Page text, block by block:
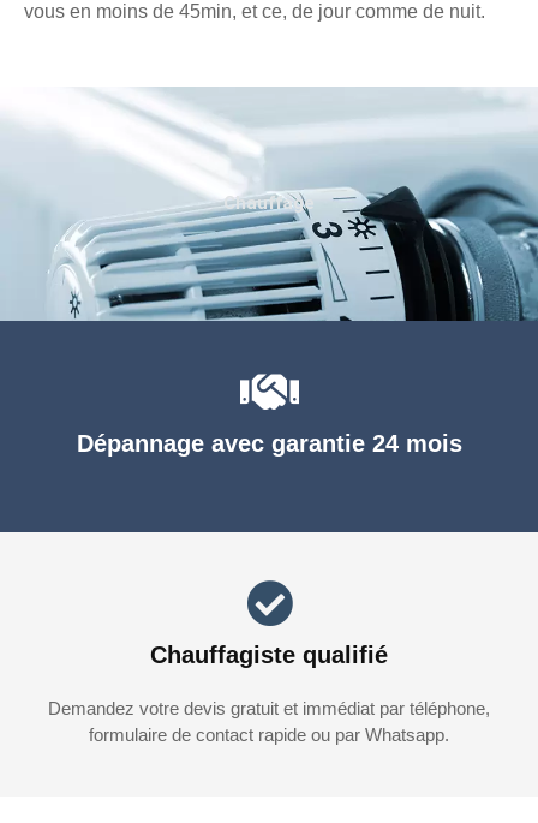
vous en moins de 45min, et ce, de jour comme de nuit.
Dépannage avec garantie 24 mois
Chauffagiste qualifié
Demandez votre devis gratuit et immédiat par téléphone,
formulaire de contact rapide ou par Whatsapp.
Chauffage